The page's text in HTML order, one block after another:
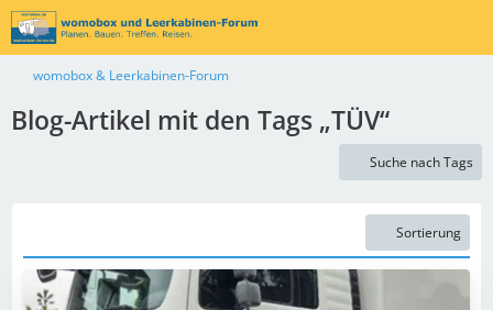
womobox & Leerkabinen-Forum
Blog-Artikel mit den Tags „TÜV“
Suche nach Tags
Sortierung